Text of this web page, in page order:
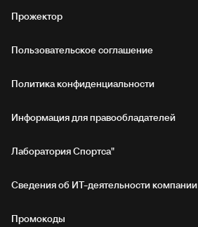
Прожектор
Пользовательское соглашение
Политика конфиденциальности
Информация для правообладателей
Лаборатория Спортса"
Сведения об ИТ‑деятельности компании
Промокоды